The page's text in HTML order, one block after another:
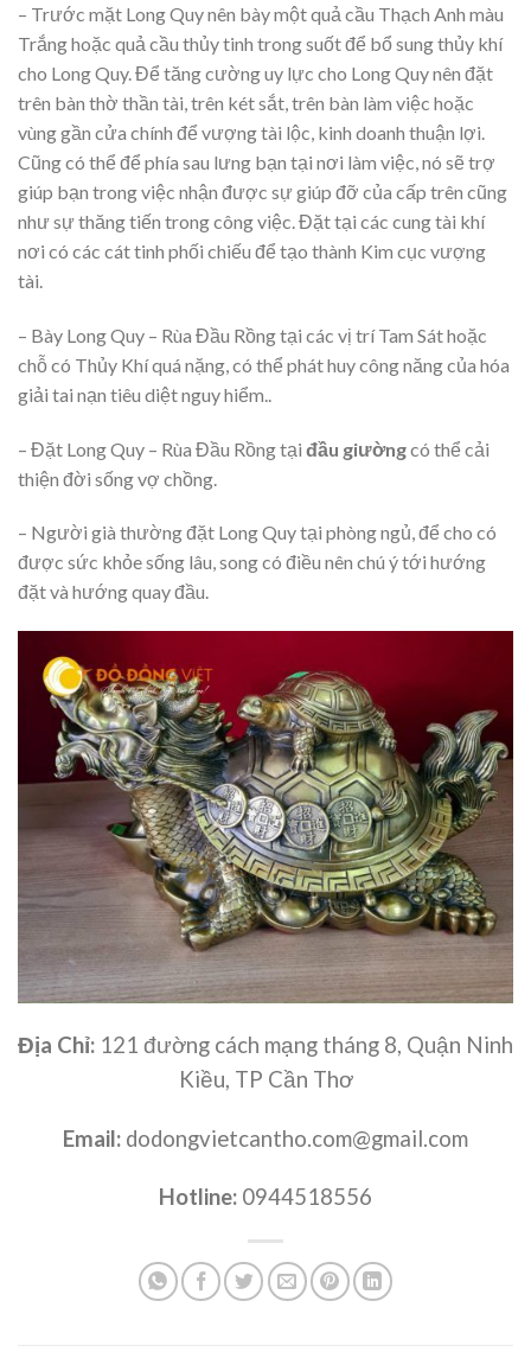
– Trước mặt Long Quy nên bày một quả cầu Thạch Anh màu
Trắng hoặc quả cầu thủy tinh trong suốt để bổ sung thủy khí
cho Long Quy. Để tăng cường uy lực cho Long Quy nên đặt
trên bàn thờ thần tài, trên két sắt, trên bàn làm việc hoặc
vùng gần cửa chính để vượng tài lộc, kinh doanh thuận lợi.
Cũng có thể để phía sau lưng bạn tại nơi làm việc, nó sẽ trợ
giúp bạn trong việc nhận được sự giúp đỡ của cấp trên cũng
như sự thăng tiến trong công việc. Đặt tại các cung tài khí
nơi có các cát tinh phối chiếu để tạo thành Kim cục vượng
tài.
– Bày Long Quy – Rùa Đầu Rồng tại các vị trí Tam Sát hoặc
chỗ có Thủy Khí quá nặng, có thể phát huy công năng của hóa
giải tai nạn tiêu diệt nguy hiểm..
– Đặt Long Quy – Rùa Đầu Rồng tại đầu giườngcó thể cải
thiện đời sống vợ chồng.
– Người già thường đặt Long Quy tại phòng ngủ, để cho có
được sức khỏe sống lâu, song có điều nên chú ý tới hướng
đặt và hướng quay đầu.
Địa Chỉ: 121 đường cách mạng tháng 8, Quận Ninh
Kiều, TP Cần Thơ
Email: dodongvietcantho.com@gmail.com
Hotline: 0944518556